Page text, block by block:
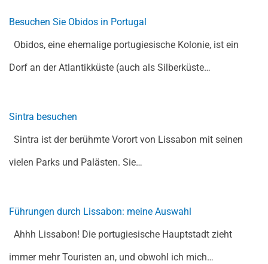
Besuchen Sie Obidos in Portugal
Obidos, eine ehemalige portugiesische Kolonie, ist ein
Dorf an der Atlantikküste (auch als Silberküste…
Sintra besuchen
Sintra ist der berühmte Vorort von Lissabon mit seinen
vielen Parks und Palästen. Sie…
Führungen durch Lissabon: meine Auswahl
Ahhh Lissabon! Die portugiesische Hauptstadt zieht
immer mehr Touristen an, und obwohl ich mich…